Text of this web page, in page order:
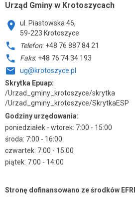
Urząd Gminy w Krotoszycach
ul. Piastowska 46,
59-223 Krotoszyce
Telefon: +48 76 887 84 21
Faks: +48 76 74 34 193
ug@krotoszyce.pl
Skrytka Epuap:
/Urzad_gminy_krotoszyce/skrytka
/Urzad_gminy_krotoszyce/SkrytkaESP
Godziny urzędowania:
poniedziałek - wtorek: 7:00 - 15:00
środa: 7:00 - 16:00
czwartek: 7:00 - 15:00
piątek: 7:00 - 14:00
Stronę dofinansowano ze środków